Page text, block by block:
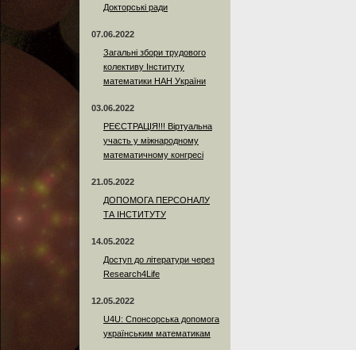
Докторські ради
07.06.2022
Загальні збори трудового
колективу Інституту
математики НАН України
03.06.2022
РЕЄСТРАЦІЯ!!! Віртуальна
участь у міжнародному
математичному конгресі
21.05.2022
ДОПОМОГА ПЕРСОНАЛУ
ТА ІНСТИТУТУ
14.05.2022
Доступ до літератури через
Research4Life
12.05.2022
U4U: Спонсорська допомога
українським математикам